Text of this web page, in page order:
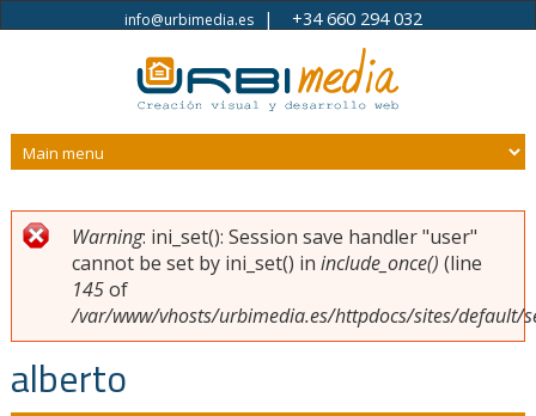
Pasar al contenido principal
info@urbimedia.es| +34 660 294 032
Usted está aquí
Mensaje de error
Warning: ini_set(): Session save handler "user"
cannot be set by ini_set() in include_once() (line
145of
/var/www/vhosts/urbimedia.es/httpdocs/sites/default/
alberto